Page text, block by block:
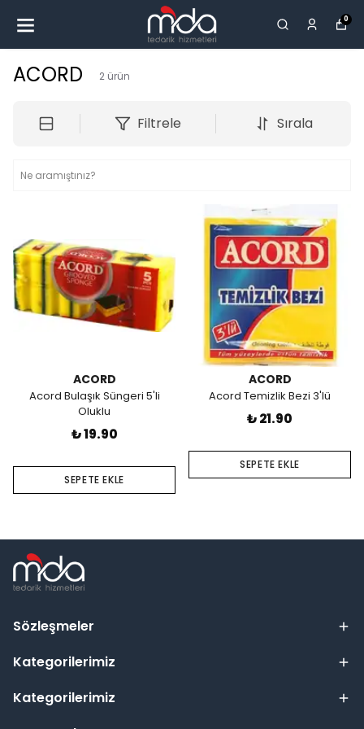
0
ACORD 2 ürün
Filtrele Sırala
ACORD
Acord Bulaşık Süngeri 5'li
Oluklu
₺ 19.90
SEPETE EKLE
ACORD
Acord Temizlik Bezi 3'lü
₺ 21.90
SEPETE EKLE
Sözleşmeler
Kategorilerimiz
Kategorilerimiz